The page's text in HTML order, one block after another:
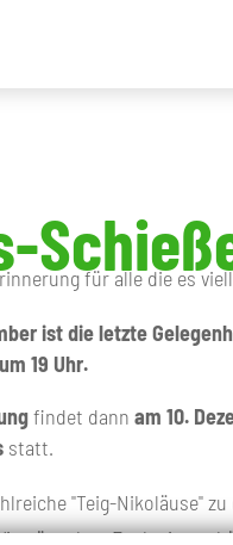
für alle die es
ist die letzte
19 Uhr.
findet dann am 10.
statt.
"Teig-Nikoläuse"
wünschen Euch eine